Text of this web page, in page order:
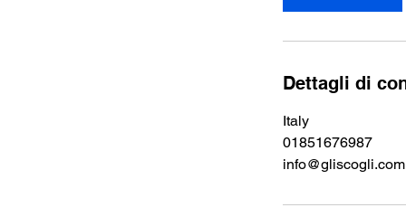
Dettagli di
Italy
01851676987
info@gliscogli.com